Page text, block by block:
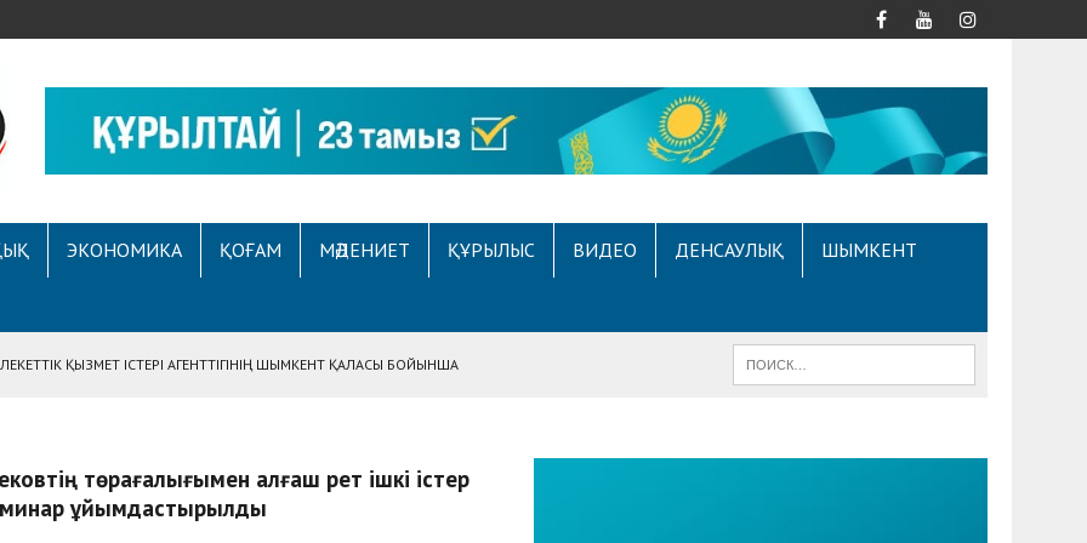
ЭКОНОМИКА ҚОҒАМ МӘДЕНИЕТ ҚҰРЫЛЫС ВИДЕО ДЕНСАУЛЫҚ ШЫМКЕНТ
ҚЫЗМЕТ ІСТЕРІ АГЕНТТІГІНІҢ ШЫМКЕНТ ҚАЛАСЫ БОЙЫНША
САУАТТЫЛЫҚ МӘСЕЛЕЛЕРІ ТАЛҚЫЛАНДЫ
СҰХБАТ БЕРІЛДІ
төрағалығымен алғаш рет ішкі істер
ұйымдастырылды